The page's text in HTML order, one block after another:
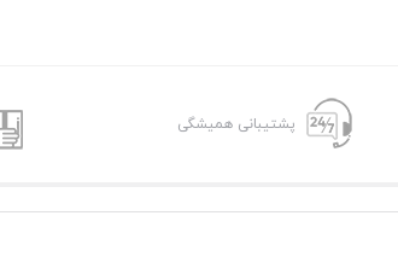
پشتیبانی همیشگی